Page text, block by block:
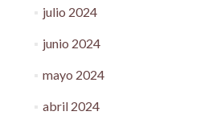
julio 2024
junio 2024
mayo 2024
abril 2024